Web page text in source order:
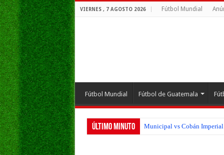
VIERNES , 7 AGOSTO 2026 Fútbol Mundial
Fútbol Mundial Fútbol de Guatemala
Último Minuto Municipal vs Cobán Imperial